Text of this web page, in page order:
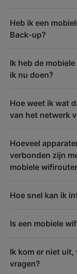
Heb ik een
Back-up?
Ik heb de
ik nu doen?
Hoe weet ik wat
van het netwerk
Hoeveel
verbonden zijn
mobiele
Hoe snel kan ik
Is een mobiele
Ik kom er niet
vragen?